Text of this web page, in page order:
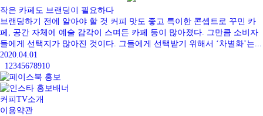
작은 카페도 브랜딩이 필요하다
브랜딩하기 전에 알아야 할 것 커피 맛도 좋고 특이한 콘셉트로 꾸민 카
페, 공간 자체에 예술 감각이 스며든 카페 등이 많아졌다. 그만큼 소비자
들에게 선택지가 많아진 것이다. 그들에게 선택받기 위해서 ‘차별화’는...
2020.04.01
1 2345678910
커피TV소개
이용약관